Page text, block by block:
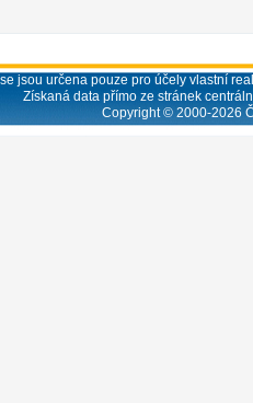
jsou určena pouze pro účely vlastní
Získaná data přímo ze stránek
Copyright © 2000-2026